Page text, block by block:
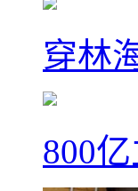
穿林
800